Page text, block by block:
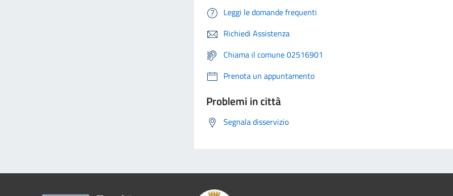
Leggi le domande frequenti
Richiedi Assistenza
Chiama il comune 02516901
Prenota un appuntamento
Problemi in città
Segnala disservizio